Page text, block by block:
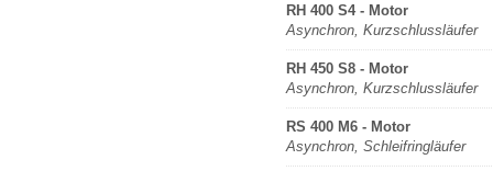
RH 400 S4 - Motor
Asynchron, Kurzschlussläufer
RH 450 S8 - Motor
Asynchron, Kurzschlussläufer
RS 400 M6 - Motor
Asynchron, Schleifringläufer